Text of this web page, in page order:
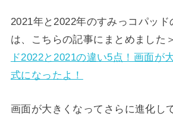
2021年と2022年のすみっコパッド
は、こちらの記事にまとめました
ド2022と2021の違い5点！画面が
式になったよ！
画面が大きくなってさらに進化し